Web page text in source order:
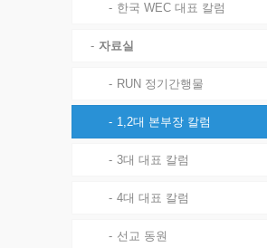
한국 WEC 대표 칼럼
자료실
RUN 정기간행물
1,2대 본부장 칼럼
3대 대표 칼럼
4대 대표 칼럼
선교 동원